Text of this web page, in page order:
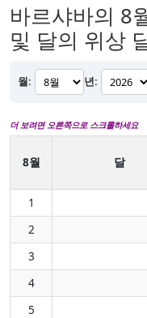
바르샤바의 8
및 달의 위상
월: 년:
더 보려면 오른쪽으로 스크롤하세요
8월
달
1
2
3
4
5